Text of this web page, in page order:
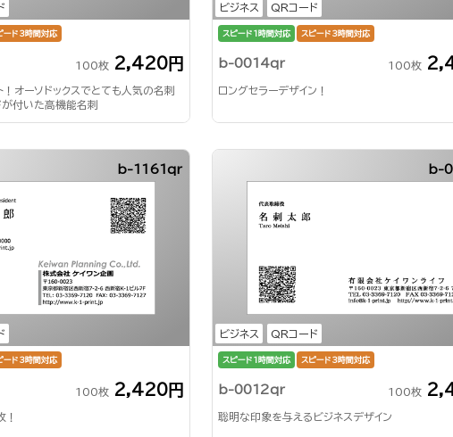
ード3時間対応
100枚 2,420円
！オーソドックスでとても人気の名刺
が付いた高機能名刺
ビジネス QRコード
スピード1時間対応 スピード3時間対応
b-0014qr 100枚
ロングセラーデザイン！
b-1161qr
ード3時間対応
100枚 2,420円
！
ビジネス QRコード
b-
スピード1時間対応 スピード3時間対応
b-0012qr 100枚
聡明な印象を与えるビジネスデザイン